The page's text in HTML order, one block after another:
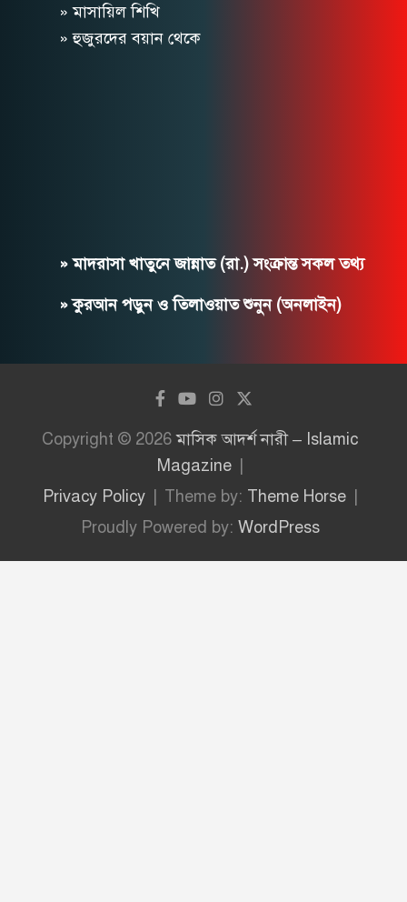
» মাসায়িল শিখি
» হুজুরদের বয়ান থেকে
» মাদরাসা খাতুনে জান্নাত (রা.) সংক্রান্ত সকল তথ্য
» কুরআন পড়ুন ও তিলাওয়াত শুনুন (অনলাইন)
Copyright © 2026মাসিক আদর্শ নারী – Islamic
Magazine
Privacy Policy
Theme by: Theme Horse
Proudly Powered by: WordPress